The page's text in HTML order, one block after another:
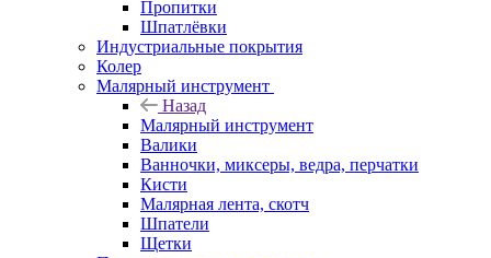
Пропитки
Шпатлёвки
Индустриальные покрытия
Колер
Малярный инструмент
Назад
Малярный инструмент
Валики
Ванночки, миксеры, ведра, перчатки
Кисти
Малярная лента, скотч
Шпатели
Щетки